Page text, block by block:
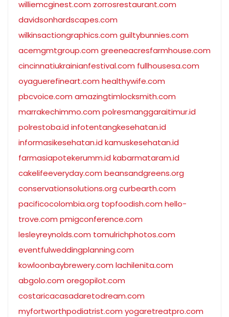
williemcginest.com zorrosrestaurant.com
davidsonhardscapes.com
wilkinsactiongraphics.com guiltybunnies.com
acemgmtgroup.com greeneacresfarmhouse.com
cincinnatiukrainianfestival.com fullhousesa.com
oyaguerefineart.com healthywife.com
pbcvoice.com amazingtimlocksmith.com
marrakechimmo.com polresmanggaraitimur.id
polrestoba.id infotentangkesehatan.id
informasikesehatan.id kamuskesehatan.id
farmasiapotekerumm.id kabarmataram.id
cakelifeeveryday.com beansandgreens.org
conservationsolutions.org curbearth.com
pacificocolombia.org topfoodish.com hello-
trove.com pmigconference.com
lesleyreynolds.com tomulrichphotos.com
eventfulweddingplanning.com
kowloonbaybrewery.com lachilenita.com
abgolo.com oregopilot.com
costaricacasadaretodream.com
myfortworthpodiatrist.com yogaretreatpro.com